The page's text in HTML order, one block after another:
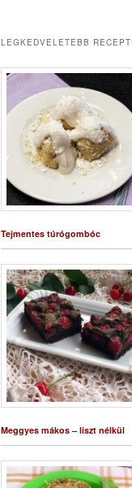
LEGKEDVELETEBB
Tejmentes túrógombóc
Meggyes mákos – liszt nélkül